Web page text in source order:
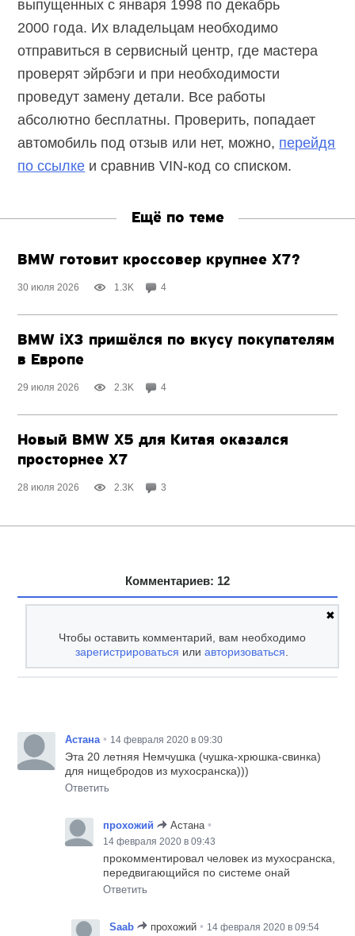
выпущенных с января 1998 по декабрь
2000 года. Их владельцам необходимо
отправиться в сервисный центр, где мастера
проверят эйрбэги и при необходимости
проведут замену детали. Все работы
абсолютно бесплатны. Проверить, попадает
автомобиль под отзыв или нет, можно, перейдя
по ссылке и сравнив VIN-код со списком.
Ещё по теме
BMW готовит кроссовер крупнее X7?
30 июля 2026 1.3K 4
BMW iX3 пришёлся по вкусу покупателям
в Европе
29 июля 2026 2.3K 4
Новый BMW X5 для Китая оказался
просторнее X7
28 июля 2026 2.3K 3
Комментариев: 12
✖
Чтобы оставить комментарий, вам необходимо
зарегистрироваться илиавторизоваться.
Астана • 14 февраля 2020 в 09:30
Эта 20 летняя Немчушка (чушка-хрюшка-свинка)
для нищебродов из мухосранска)))
Ответить
прохожий Астана •
14 февраля 2020 в 09:43
прокомментировал человек из мухосранска,
передвигающийся по системе онай
Ответить
Saab прохожий • 14 февраля 2020 в 09:54